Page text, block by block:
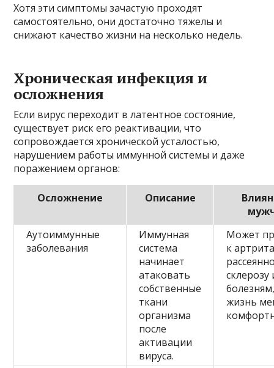
Хотя эти симптомы зачастую проходят
самостоятельно, они достаточно тяжелы и
снижают качество жизни на несколько недель.
Хроническая инфекция и
осложнения
Если вирус переходит в латентное состояние,
существует риск его реактивации, что
сопровождается хронической усталостью,
нарушением работы иммунной системы и даже
поражением органов:
Осложнение Описание
Аутоиммунные
заболевания
Иммунная
система
начинает
атаковать
собственные
ткани
организма
после
активации
вируса.
Может
к
жизнь